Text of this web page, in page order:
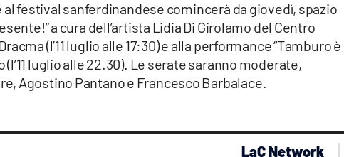
festival sanferdinandese comincerà da giovedì, spazio
a cura dell’artista Lidia Di Girolamo del Centro
(l’11 luglio alle 17:30) e alla performance “Tamburo è
luglio alle 22.30). Le serate saranno moderate,
Agostino Pantano e Francesco Barbalace.
LaC Network